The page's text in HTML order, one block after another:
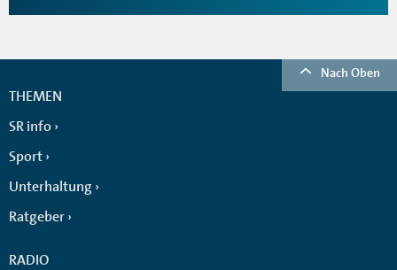
Nach Oben
THEMEN
SR info
Sport
Unterhaltung
Ratgeber
RADIO